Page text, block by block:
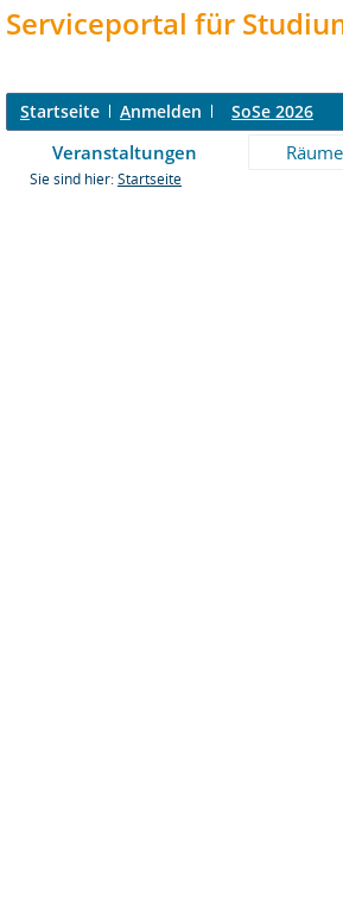
Serviceportal für
Startseite Anmelden SoSe 2026
Veranstaltungen
Sie sind hier: Startseite